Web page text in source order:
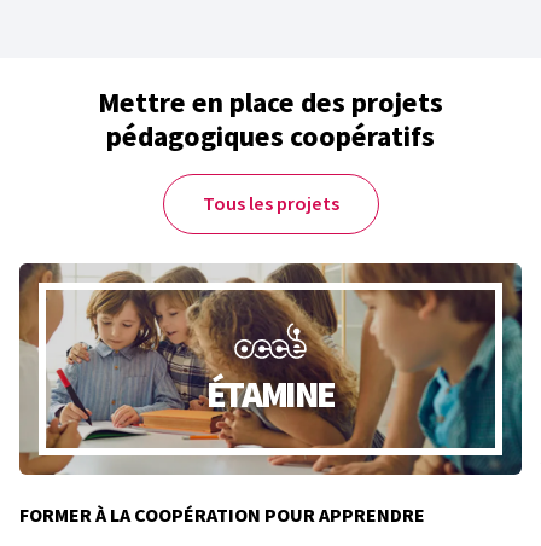
Mettre en place des projets
pédagogiques coopératifs
Tous les projets
ÉTAMINE
FORMER À LA COOPÉRATION POUR APPRENDRE